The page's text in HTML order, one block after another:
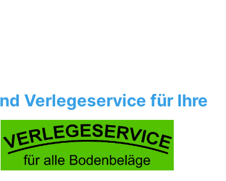
Verlegeservice für Ihre